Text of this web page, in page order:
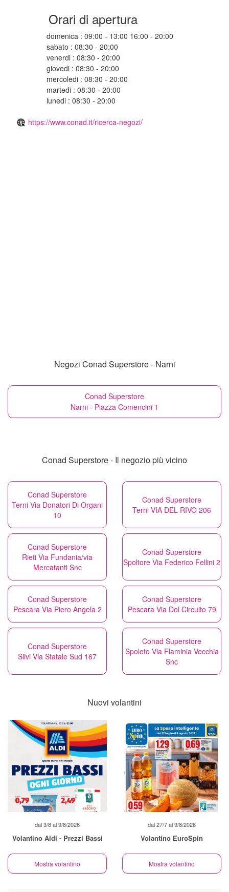
Orari di apertura
domenica : 09:00 - 13:00 16:00 - 20:00
sabato : 08:30 - 20:00
venerdi : 08:30 - 20:00
giovedi : 08:30 - 20:00
mercoledi : 08:30 - 20:00
martedi : 08:30 - 20:00
lunedi : 08:30 - 20:00
https://www.conad.it/ricerca-negozi/
Negozi Conad Superstore - Narni
Conad Superstore
Narni - Piazza Comencini 1
Conad Superstore - Il negozio più vicino
Conad Superstore
Terni Via Donatori Di Organi
10
Conad Superstore
Terni VIA DEL RIVO 206
Conad Superstore
Rieti Via Fundania/via
Mercatanti Snc
Conad Superstore
Spoltore Via Federico Fellini 2
Conad Superstore
Pescara Via Piero Angela 2
Conad Superstore
Pescara Via Del Circuito 79
Conad Superstore
Silvi Via Statale Sud 167
Conad Superstore
Spoleto Via Flaminia Vecchia
Snc
Nuovi volantini
dal 3/8 al 9/8/2026
Volantino Aldi - Prezzi Bassi
Mostra volantino
dal 27/7 al 9/8/2026
Volantino EuroSpin
Mostra volantino